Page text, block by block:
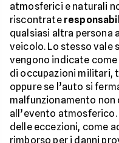
atmosferici e naturali
riscontrate
qualsiasi altra persona
veicolo. Lo stesso vale
vengono indicate
di occupazioni militari,
oppure se l’auto si
malfunzionamento
all’evento
delle eccezioni, come
rimborso per i danni